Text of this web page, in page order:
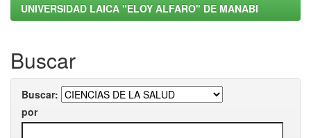
UNIVERSIDAD LAICA "ELOY ALFARO" DE MANABI
Buscar
Buscar:
por